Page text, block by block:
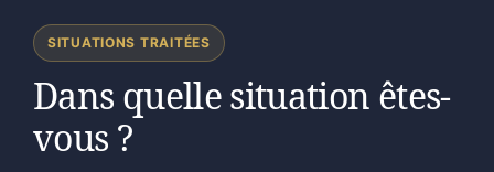
SITUATIONS TRAITÉES
Dans quelle situation êtes-
vous ?